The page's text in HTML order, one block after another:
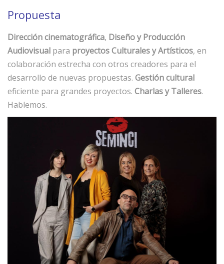
Propuesta
Dirección cinematográfica, Diseño y Producción
Audiovisual para proyectos Culturales y Artísticos, en
colaboración estrecha con otros creadores para el
desarrollo de nuevas propuestas. Gestión cultural
eficiente para grandes proyectos. Charlas y Talleres.
Hablemos.